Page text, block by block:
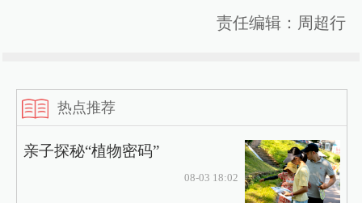
责任编辑：周超行
热点推荐
亲子探秘“植物密码”
08-03 18:02